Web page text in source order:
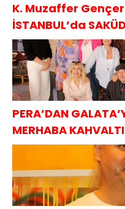
K. Muzaffer Gençer
İSTANBUL’da
PERA’DAN GALATA’YA GURUBU
MERHABA